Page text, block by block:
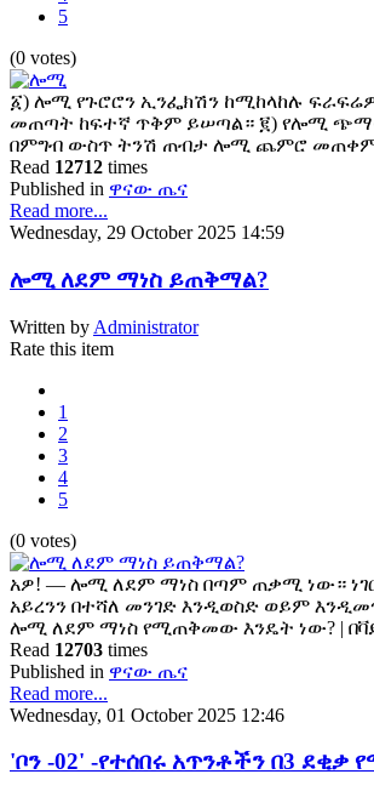
5
(0 votes)
፩) ሎሚ የጉሮሮን ኢንፌክሽን ከሚከላከሉ
መጠጣት ከፍተኛ ጥቅም ይሠጣል። ፪) የሎሚ ጭማቂ
በምግብ ውስጥ ትንሽ ጠብታ ሎሚ ጨምሮ መጠቀም
Read 12712 times
Published in ዋናው ጤና
Read more...
Wednesday, 29 October 2025 14:59
ሎሚ ለደም ማነስ ይጠቅማል?
Written by Administrator
Rate this item
1
2
3
4
5
(0 votes)
አዎ! — ሎሚ ለደም ማነስ በጣም ጠቃሚ ነው። ነገር
አይረንን በተሻለ መንገድ እንዲወስድ ወይም
ሎሚ ለደም ማነስ የሚጠቅመው እንዴት ነው? |
Read 12703 times
Published in ዋናው ጤና
Read more...
Wednesday, 01 October 2025 12:46
'ቦን -02' -የተሰበሩ አጥንቶችን በ3 ደቂቃ